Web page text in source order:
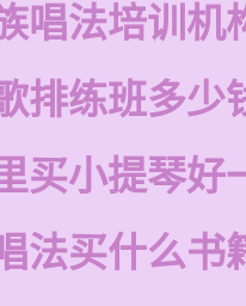
唱法培训机
排练班多少
买小提琴好
法买什么书